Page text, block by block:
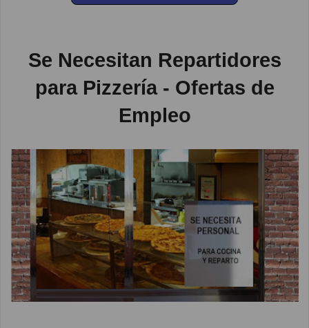
Se Necesitan Repartidores
para Pizzería - Ofertas de
Empleo